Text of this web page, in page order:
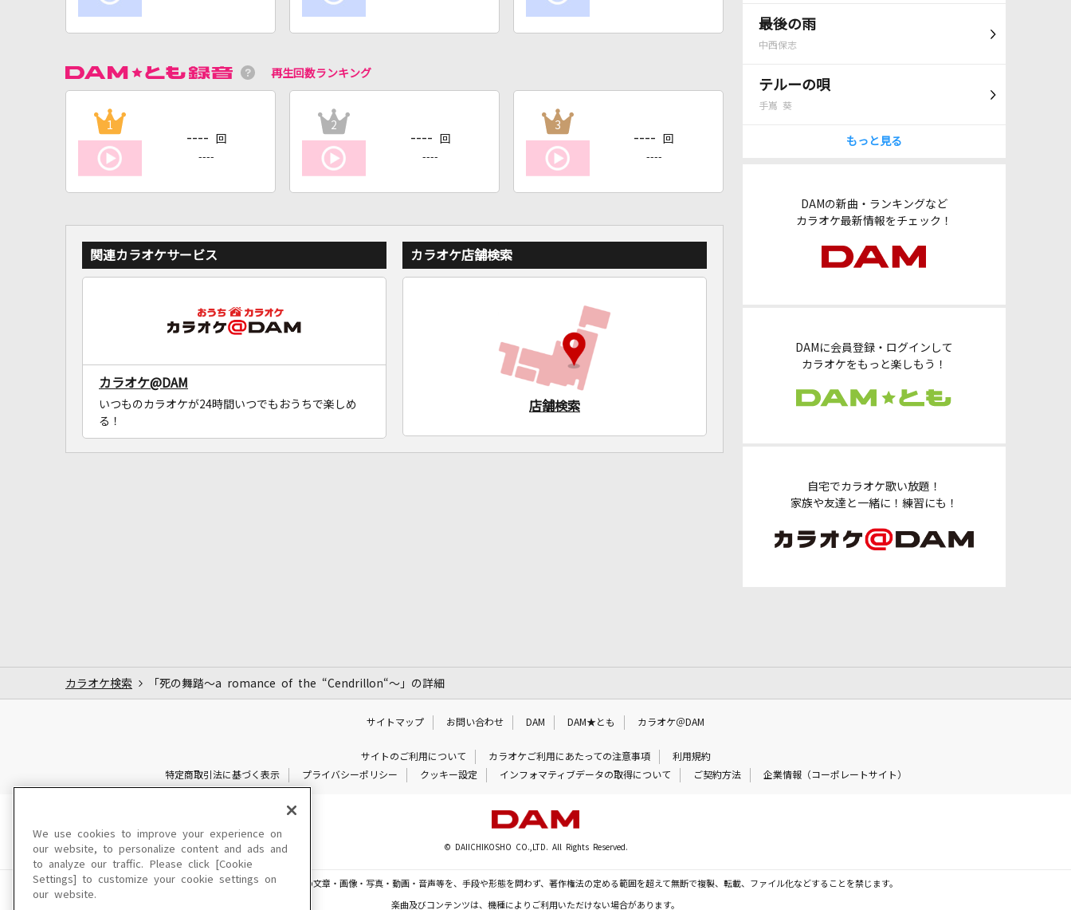
最後の雨
中西保志
テルーの唄
手嶌 葵
もっと見る
DAMの新曲・ランキングなど
カラオケ最新情報をチェック！
DAMに会員登録・ログインして
カラオケをもっと楽しもう！
自宅でカラオケ歌い放題！
家族や友達と一緒に！練習にも！
再生回数ランキング
1
---- 回
----
2
---- 回
----
3
---- 回
----
関連カラオケサービス
カラオケ@DAM
いつものカラオケが24時間いつでもおうちで楽しめ
る！
カラオケ店舗検索
店舗検索
カラオケ検索 「死の舞踏～a romance of the “Cendrillon“～」の詳細
サイトマップ お問い合わせ DAM DAM★とも カラオケ＠DAM
サイトのご利用について カラオケご利用にあたっての注意事項
利用規約
特定商取引法に基づく表示
プライバシーポリシー クッキー設定 インフォマティブデータの取得について ご契約方法 企業情報（コーポレートサイト）
© DAIICHIKOSHO CO.,LTD. All Rights Reserved.
このサイトに掲載されている一切の文章・画像・写真・動画・音声等を、手段や形態を問わず、著作権法の定める範囲を超えて無断で複製、転載、ファイル化などすることを禁じます。
楽曲及びコンテンツは、機種によりご利用いただけない場合があります。
We use cookies to improve your experience on
our website, to personalize content and ads and
to analyze our traffic. Please click [Cookie
Settings] to customize your cookie settings on
our website.